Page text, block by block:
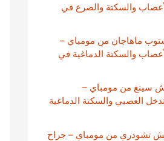
والسكتة والصرع في
ماهاجان من مومباي –
والسكتة الدماغية في
سينغ من مومباي –
العصبي والسكتة الدماغية
تشودري من مومباي – جراح